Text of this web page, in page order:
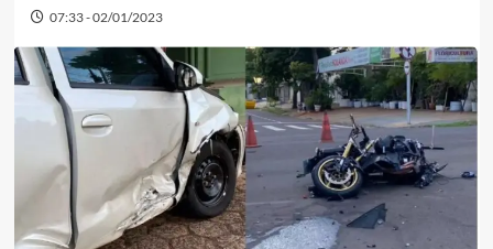
07:33 - 02/01/2023